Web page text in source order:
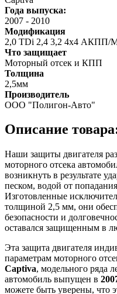
Года выпуска:
2007 - 2010
Модификация
2,0 TDi 2,4 3,2 4х4
Что защищает
Моторный отсек и КПП
Толщина
2,5мм
Производитель
ООО "Полигон-Авто"
Описание
Наши защиты двигателя
моторного отсека
возникнуть в результате
песком, водой от
Изготовленные
толщиной 2,5 мм, они
безопасности и
оставался защищенным в
Эта защита двигателя
параметрам моторного
Captiva, модельного ряда
автомобиль выпущен в
можете быть уверены, что